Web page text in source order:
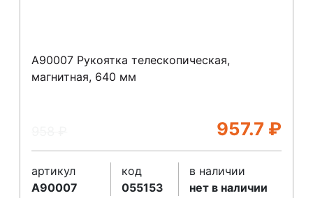
A90007 Рукоятка телескопическая,
магнитная, 640 мм
957.7 ₽
артикул
A90007
код
055153
в наличии
нет в наличии